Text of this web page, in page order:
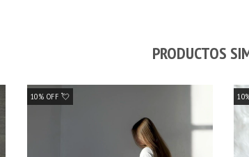
PRODUCTOS
10% OFF 💘